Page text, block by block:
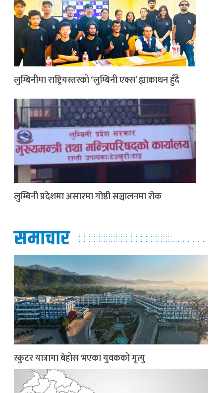
लुम्बिनीमा राष्ट्रियस्तरको ‘लुम्बिनी एक्स’ ह्याकाथन हुँदै
लुम्बिनी प्रदेशमा असारमा गोष्ठी सञ्चालनमा रोक
समाचार
स्कुटर यात्रामा बेहोस भएका युवकको मृत्यु